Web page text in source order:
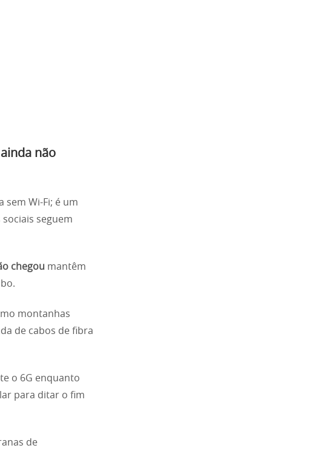
não
Wi-Fi; é um
seguem
chegou mantêm
montanhas
de cabos de fibra
o 6G enquanto
para ditar o fim
de